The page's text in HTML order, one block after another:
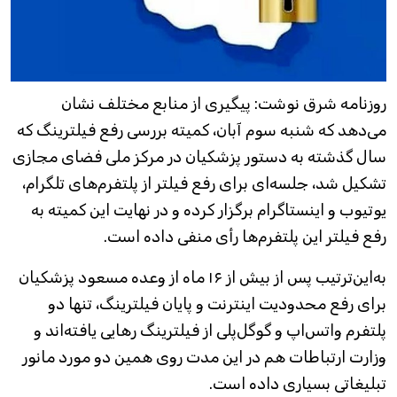
روزنامه شرق نوشت: پیگیری از منابع مختلف نشان
می‌دهد که شنبه سوم آبان، کمیته بررسی رفع فیلترینگ که
سال گذشته به دستور پزشکیان در مرکز ملی فضای مجازی
تشکیل شد، جلسه‌ای برای رفع فیلتر از پلتفرم‌های تلگرام،
یوتیوب و اینستاگرام برگزار کرده و در نهایت این کمیته به
رفع فیلتر این پلتفرم‌ها رأی منفی داده است.
به‌این‌ترتیب پس از بیش از ۱۶ ماه از وعده مسعود پزشکیان
برای رفع محدودیت اینترنت و پایان فیلترینگ، تنها دو
پلتفرم واتس‌اپ و گوگل‌پلی از فیلترینگ رهایی یافته‌اند و
وزارت ارتباطات هم در این مدت روی همین دو مورد مانور
تبلیغاتی بسیاری داده است.